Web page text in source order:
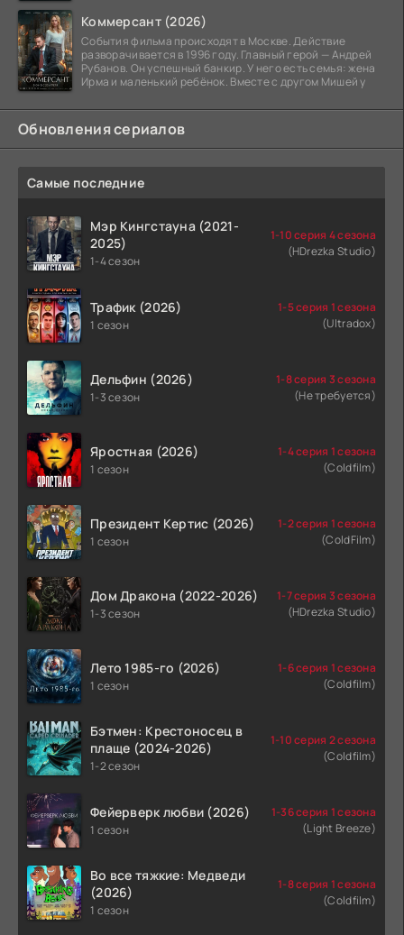
Коммерсант (2026)
События фильма происходят в Москве. Действие
разворачивается в 1996 году. Главный герой — Андрей
Рубанов. Он успешный банкир. У него есть семья: жена
Ирма и маленький ребёнок. Вместе с другом Мишей у
Обновления сериалов
Самые последние
Мэр Кингстауна (2021-
2025)
1-4 сезон
1-10 серия 4 сезона
(HDrezka Studio)
Трафик (2026)
1 сезон
1-5 серия 1 сезона
(Ultradox)
Дельфин (2026)
1-3 сезон
1-8 серия 3 сезона
(Не требуется)
Яростная (2026)
1 сезон
1-4 серия 1 сезона
(Coldfilm)
Президент Кертис (2026)
1 сезон
1-2 серия 1 сезона
(ColdFilm)
Дом Дракона (2022-2026)
1-3 сезон
1-7 серия 3 сезона
(HDrezka Studio)
Лето 1985-го (2026)
1 сезон
1-6 серия 1 сезона
(Coldfilm)
Бэтмен: Крестоносец в
плаще (2024-2026)
1-2 сезон
1-10 серия 2 сезона
(Coldfilm)
Фейерверк любви (2026)
1 сезон
1-36 серия 1 сезона
(Light Breeze)
Во все тяжкие: Медведи
(2026)
1 сезон
1-8 серия 1 сезона
(Coldfilm)